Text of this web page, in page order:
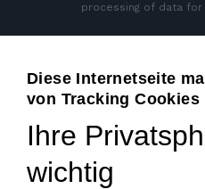
processing of data
SEITEN
Diese Internetseite
von Tracking Cookies
Ihre
wichtig